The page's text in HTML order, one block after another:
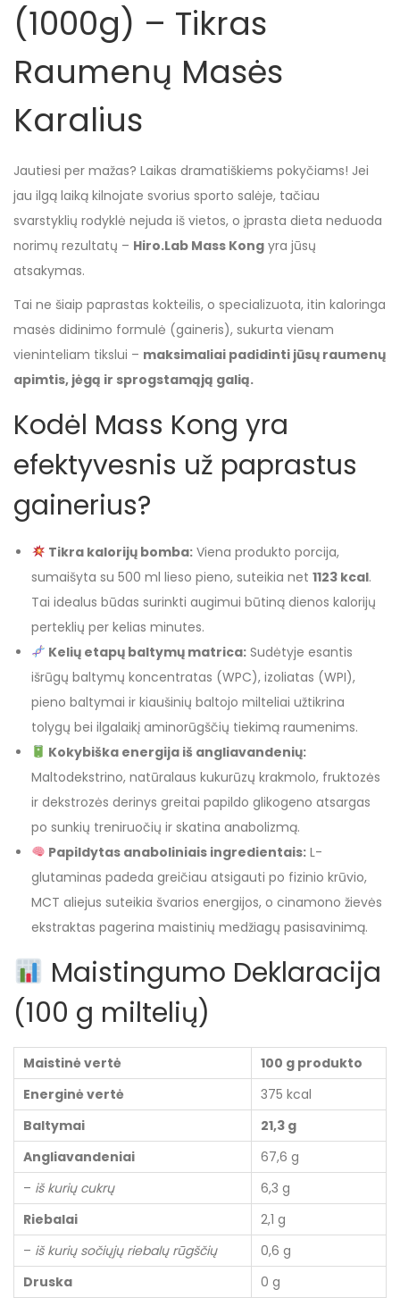
(1000g) – Tikras
Raumenų Masės
Karalius
Jautiesi per mažas? Laikas dramatiškiems pokyčiams! Jei
jau ilgą laiką kilnojate svorius sporto salėje, tačiau
svarstyklių rodyklė nejuda iš vietos, o įprasta dieta neduoda
norimų rezultatų – Hiro.Lab Mass Kong yra jūsų
atsakymas.
Tai ne šiaip paprastas kokteilis, o specializuota, itin kaloringa
masės didinimo formulė (gaineris), sukurta vienam
vieninteliam tikslui – maksimaliai padidinti jūsų raumenų
apimtis, jėgą ir sprogstamąją galią.
Kodėl Mass Kong yra
efektyvesnis už paprastus
gainerius?
Tikra kalorijų bomba:Viena produkto porcija,
sumaišyta su 500 ml lieso pieno, suteikia net 1123 kcal.
Tai idealus būdas surinkti augimui būtiną dienos kalorijų
perteklių per kelias minutes.
Kelių etapų baltymų matrica:Sudėtyje esantis
išrūgų baltymų koncentratas (WPC), izoliatas (WPI),
pieno baltymai ir kiaušinių baltojo milteliai užtikrina
tolygų bei ilgalaikį aminorūgščių tiekimą raumenims.
Kokybiška energija iš angliavandenių:
Maltodekstrino, natūralaus kukurūzų krakmolo, fruktozės
ir dekstrozės derinys greitai papildo glikogeno atsargas
po sunkių treniruočių ir skatina anabolizmą.
Papildytas anaboliniais ingredientais:L-
glutaminas padeda greičiau atsigauti po fizinio krūvio,
MCT aliejus suteikia švarios energijos, o cinamono žievės
ekstraktas pagerina maistinių medžiagų pasisavinimą.
Maistingumo Deklaracija
(100 g miltelių)
Maistinė vertė
100 g produkto
Energinė vertė
375 kcal
Baltymai
21,3 g
Angliavandeniai
67,6 g
– iš kurių cukrų
6,3 g
Riebalai
2,1 g
– iš kurių sočiųjų riebalų rūgščių
0,6 g
Druska
0 g